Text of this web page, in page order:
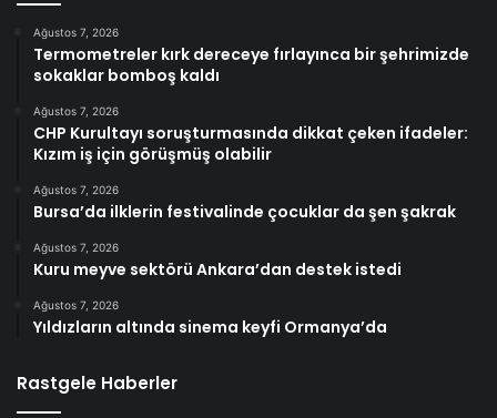
Ağustos 7, 2026
Termometreler kırk dereceye fırlayınca bir şehrimizde
sokaklar bomboş kaldı
Ağustos 7, 2026
CHP Kurultayı soruşturmasında dikkat çeken ifadeler:
Kızım iş için görüşmüş olabilir
Ağustos 7, 2026
Bursa’da ilklerin festivalinde çocuklar da şen şakrak
Ağustos 7, 2026
Kuru meyve sektörü Ankara’dan destek istedi
Ağustos 7, 2026
Yıldızların altında sinema keyfi Ormanya’da
Rastgele Haberler